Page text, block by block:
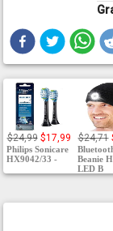
$24,99 $17,99
Philips Sonicare
HX9042/33 -
$24,71
Beanie
LED B